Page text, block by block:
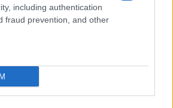
including authentication
fraud prevention, and other